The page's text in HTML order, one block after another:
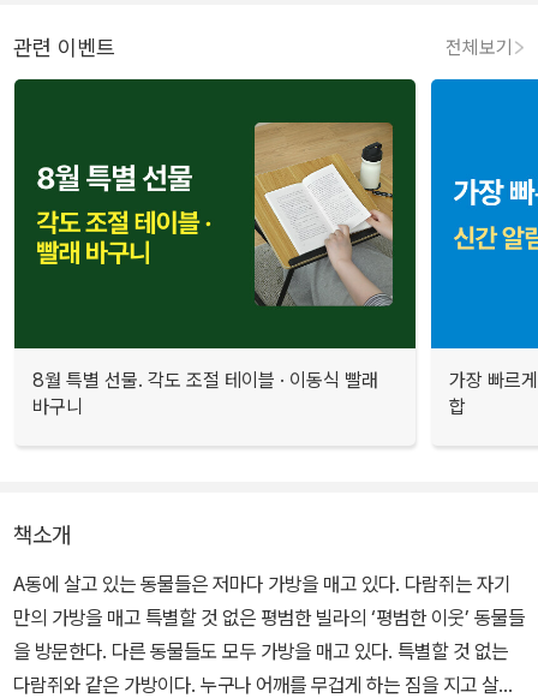
관련 이벤트 전체보기
8월 특별 선물. 각도 조절 테이블 · 이동식 빨래
바구니
가장 빠르
합
책소개
A동에 살고 있는 동물들은 저마다 가방을 매고 있다. 다람쥐는 자기
만의 가방을 매고 특별할 것 없은 평범한 빌라의 ‘평범한 이웃’ 동물들
을 방문한다. 다른 동물들도 모두 가방을 매고 있다. 특별할 것 없는
다람쥐와 같은 가방이다. 누구나 어깨를 무겁게 하는 짐을 지고 살아